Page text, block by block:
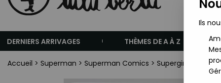
DERNIERS ARRIVAGES THÈMES DE A À Z
Accueil > Superman > Superman Comics > Supergirl -
Ils